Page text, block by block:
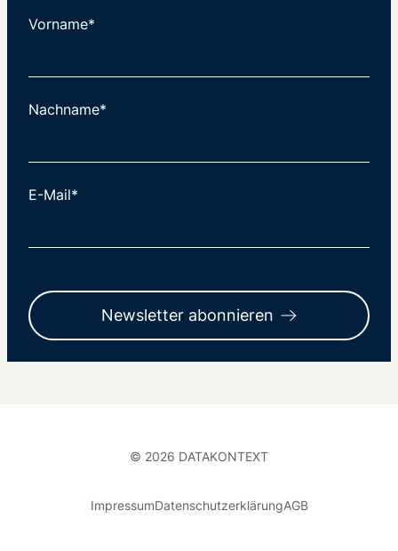
Vorname*
Nachname*
E-Mail*
Newsletter abonnieren
© 2026 DATAKONTEXT
ImpressumDatenschutzerklärungAGB